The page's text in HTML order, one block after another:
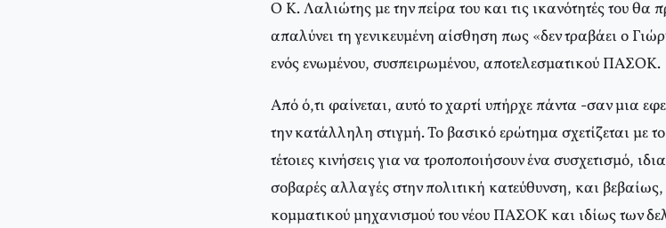
Ο Κ. Λαλιώτης με την πείρα του και τις ικανότητές του θα
απαλύνει τη γενικευμένη αίσθηση πως «δεν τραβάει ο
ενός ενωμένου, συσπειρωμένου, αποτελεσματικού ΠΑΣΟΚ.
Από ό,τι φαίνεται, αυτό το χαρτί υπήρχε πάντα -σαν μια
την κατάλληλη στιγμή. Το βασικό ερώτημα σχετίζεται με
τέτοιες κινήσεις για να τροποποιήσουν ένα συσχετισμό,
σοβαρές αλλαγές στην πολιτική κατεύθυνση, και
κομματικού μηχανισμού του νέου ΠΑΣΟΚ και ιδίως των